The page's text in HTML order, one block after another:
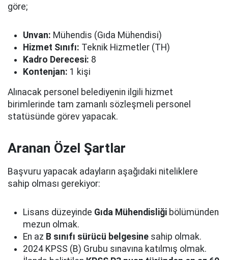
göre;
Unvan: Mühendis (Gıda Mühendisi)
Hizmet Sınıfı: Teknik Hizmetler (TH)
Kadro Derecesi: 8
Kontenjan: 1 kişi
Alınacak personel belediyenin ilgili hizmet
birimlerinde tam zamanlı sözleşmeli personel
statüsünde görev yapacak.
Aranan Özel Şartlar
Başvuru yapacak adayların aşağıdaki niteliklere
sahip olması gerekiyor:
Lisans düzeyinde Gıda Mühendisliği bölümünden
mezun olmak.
En az B sınıfı sürücü belgesine sahip olmak.
2024 KPSS (B) Grubu sınavına katılmış olmak.